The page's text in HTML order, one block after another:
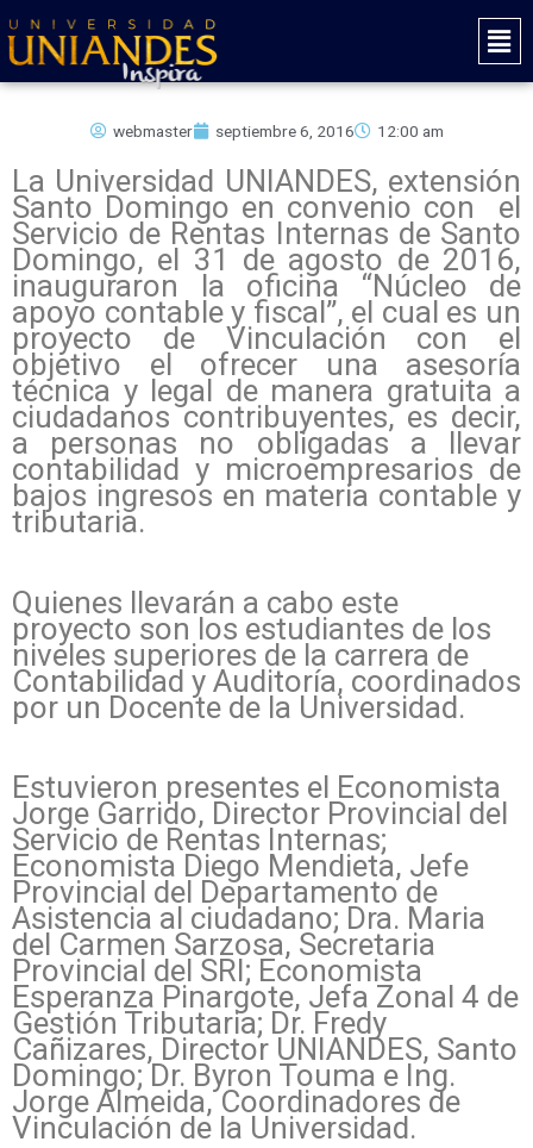
al
contenido
Main
webmaster septiembre 6, 2016 12:00 am
La Universidad UNIANDES, extensión
Santo Domingo en convenio con el
Servicio de Rentas Internas de Santo
Domingo, el 31 de agosto de 2016,
inauguraron la oficina “Núcleo de
apoyo contable y fiscal”, el cual es un
proyecto de Vinculación con el
objetivo el ofrecer una asesoría
técnica y legal de manera gratuita a
ciudadanos contribuyentes, es decir,
a personas no obligadas a llevar
contabilidad y microempresarios de
bajos ingresos en materia contable y
tributaria.
Quienes llevarán a cabo este
proyecto son los estudiantes de los
niveles superiores de la carrera de
Contabilidad y Auditoría, coordinados
por un Docente de la Universidad.
Estuvieron presentes el Economista
Jorge Garrido, Director Provincial del
Servicio de Rentas Internas;
Economista Diego Mendieta, Jefe
Provincial del Departamento de
Asistencia al ciudadano; Dra. Maria
del Carmen Sarzosa, Secretaria
Provincial del SRI; Economista
Esperanza Pinargote, Jefa Zonal 4 de
Gestión Tributaria; Dr. Fredy
Cañizares, Director UNIANDES, Santo
Domingo; Dr. Byron Touma e Ing.
Jorge Almeida, Coordinadores de
Vinculación de la Universidad.